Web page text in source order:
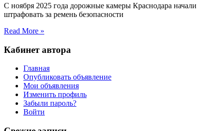
С ноября 2025 года дорожные камеры Краснодара начали
штрафовать за ремень безопасности
Read More »
Кабинет автора
Главная
Опубликовать объявление
Мои объявления
Изменить профиль
Забыли пароль?
Войти